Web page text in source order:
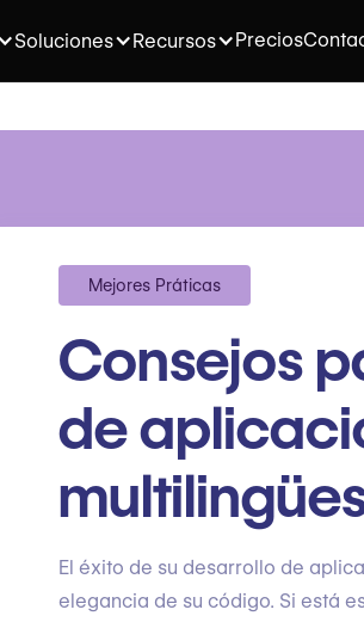
Soluciones Recursos Precios
Mejores Práticas
Consejos
de
El éxito de su desarrollo de
elegancia de su código. Si está